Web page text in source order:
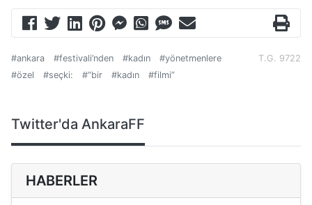
T.G. 9722
#ankara #festivali’nden #kadın
#yönetmenlere
#özel
#seçki: #“bir #kadın #filmi”
Twitter'da AnkaraFF
HABERLER